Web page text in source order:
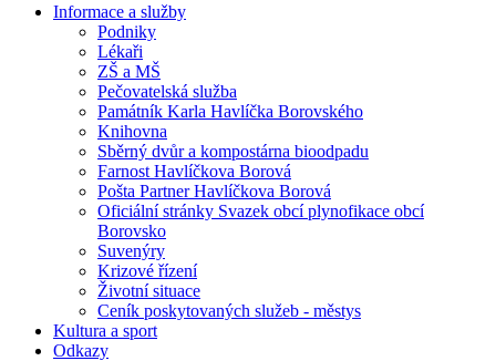
Informace a služby
Podniky
Lékaři
ZŠ a MŠ
Pečovatelská služba
Památník Karla Havlíčka Borovského
Knihovna
Sběrný dvůr a kompostárna bioodpadu
Farnost Havlíčkova Borová
Pošta Partner Havlíčkova Borová
Oficiální stránky Svazek obcí plynofikace obcí
Borovsko
Suvenýry
Krizové řízení
Životní situace
Ceník poskytovaných služeb - městys
Kultura a sport
Odkazy